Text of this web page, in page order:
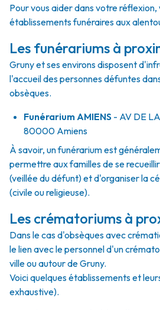
Pour vous aider dans votre réflexion,
établissements funéraires aux
Les funérariums à
Gruny et ses environs disposent
l'accueil des personnes défuntes
obsèques.
FunérariumAMIENS - AV DE
80000 Amiens
À savoir, un funérarium est
permettre aux familles de se
(veillée du défunt) et d'organiser la
(civile ou religieuse).
Les crématoriums à
Dans le cas d'obsèques avec
le lien avec le personnel d'un
ville ou autour de Gruny.
Voici quelques établissements et
exhaustive).